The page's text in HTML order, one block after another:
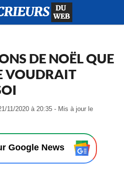
DE NOËL QUE
VOUDRAIT
11/2020 à 20:35 - Mis à jour le
Google News